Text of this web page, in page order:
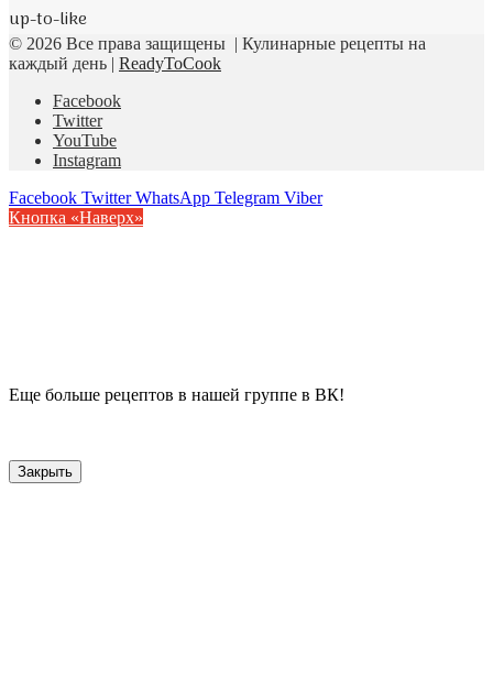
up-to-like
© 2026 Все права защищены | Кулинарные рецепты на
каждый день | ReadyToCook
Facebook
Twitter
YouTube
Instagram
Facebook Twitter WhatsApp Telegram Viber
Кнопка «Наверх»
Еще больше рецептов в нашей группе в ВК!
Закрыть